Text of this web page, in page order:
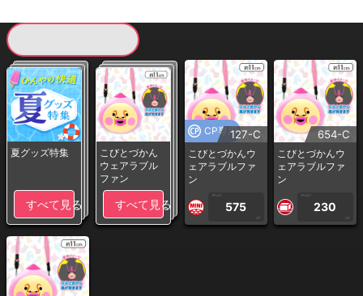
夏グッズ特集
すべて見る
こびとづかん
ウェアラブル
ファン
すべて見る
CP専用127-C
こびとづかんウ
ェアラブルファ
ン
1PLAY
575
CP
654-C
こびとづかんウ
ェアラブルファ
ン
1PLAY
230
CP